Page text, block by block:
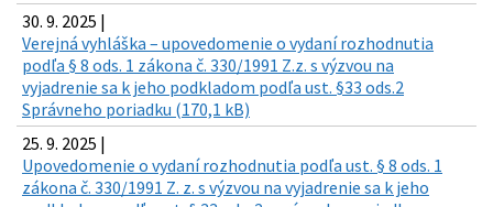
30. 9. 2025 |
Verejná vyhláška – upovedomenie o vydaní rozhodnutia
podľa § 8 ods. 1 zákona č. 330/1991 Z.z. s výzvou na
vyjadrenie sa k jeho podkladom podľa ust. §33 ods.2
Správneho poriadku (170,1 kB)
25. 9. 2025 |
Upovedomenie o vydaní rozhodnutia podľa ust. § 8 ods. 1
zákona č. 330/1991 Z. z. s výzvou na vyjadrenie sa k jeho